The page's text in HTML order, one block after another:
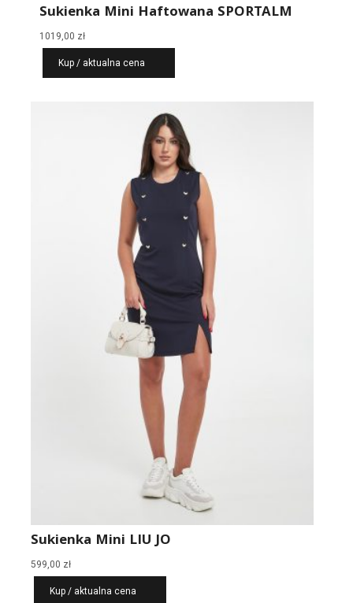
Sukienka Mini Haftowana SPORTALM
1019,00 zł
Kup / aktualna cena
Sukienka Mini LIU JO
599,00 zł
Kup / aktualna cena